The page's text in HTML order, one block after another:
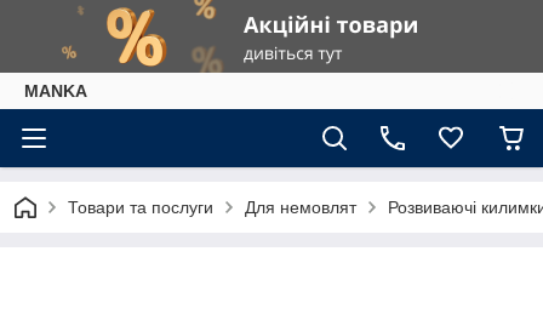
МАNKА
Товари та послуги Для немовлят Розвиваючі